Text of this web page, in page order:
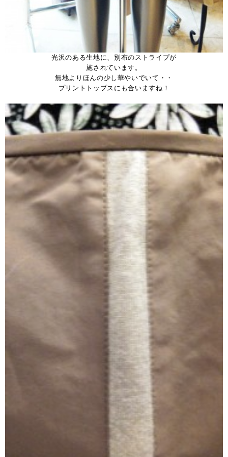
光沢のある生地に、別布のストライプが
施されています。
無地よりほんの少し華やいでいて・・
プリントトップスにも合いますね！